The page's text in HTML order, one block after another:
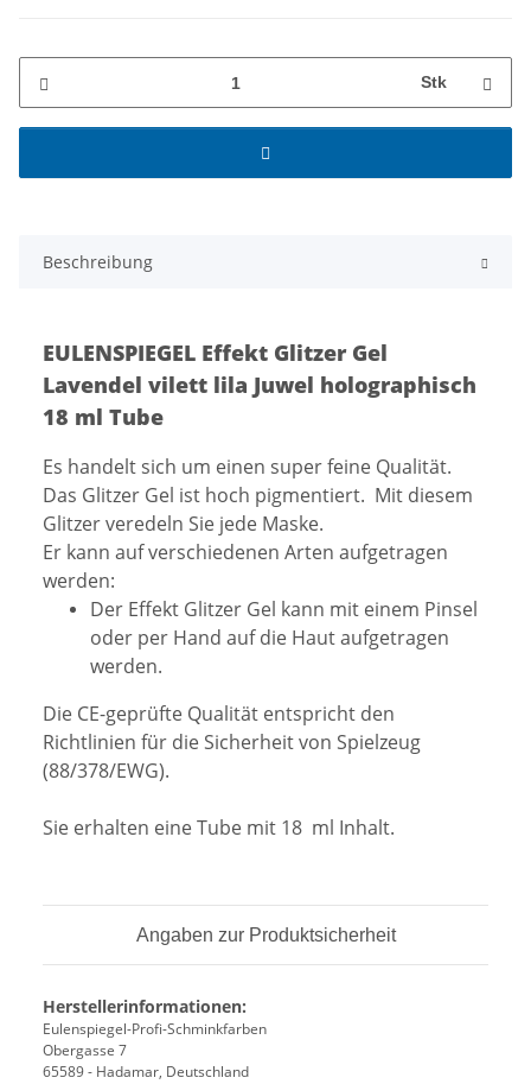
Stk
Beschreibung
EULENSPIEGEL Effekt Glitzer Gel
Lavendel vilett lila Juwel holographisch
18 ml Tube
Es handelt sich um einen super feine Qualität.
Das Glitzer Gel ist hoch pigmentiert. Mit diesem
Glitzer veredeln Sie jede Maske.
Er kann auf verschiedenen Arten aufgetragen
werden:
Der Effekt Glitzer Gel kann mit einem Pinsel
oder per Hand auf die Haut aufgetragen
werden.
Die CE-geprüfte Qualität entspricht den
Richtlinien für die Sicherheit von Spielzeug
(88/378/EWG).
Sie erhalten eine Tube mit 18 ml Inhalt.
Angaben zur Produktsicherheit
Herstellerinformationen:
Eulenspiegel-Profi-Schminkfarben
Obergasse 7
65589 - Hadamar, Deutschland